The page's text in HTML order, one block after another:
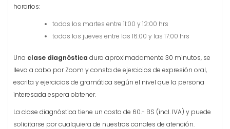
horarios:
todos los martes entre 11:00 y 12:00 hrs
todos los jueves entre las 16:00 y las 17:00 hrs
Una clase diagnóstica dura aproximadamente 30 minutos, se
lleva a cabo por Zoom y consta de ejercicios de expresión oral,
escrita y ejercicios de gramática según el nivel que la persona
interesada espera obtener.
La clase diagnóstica tiene un costo de 60.- BS (incl. IVA) y puede
solicitarse por cualquiera de nuestros canales de atención.